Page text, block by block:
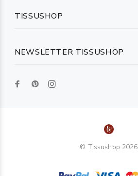
NEWSLETTER TISSUSHOP
TISSUSHOP
© Tissushop 2026